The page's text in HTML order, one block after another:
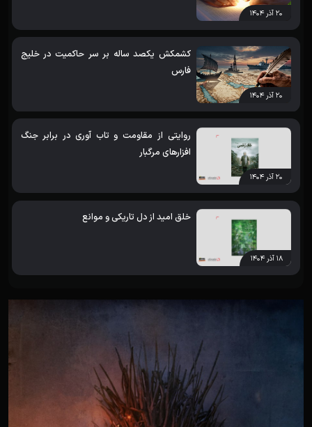
۲۰ آذر ۱۴۰۴
۲۰ آذر ۱۴۰۴
کشمکش یکصد ساله بر سر حاکمیت در خلیج
فارس
۲۰ آذر ۱۴۰۴
روایتی از مقاومت و تاب آوری در برابر جنگ
افزارهای مرگبار
۱۸ آذر ۱۴۰۴
خلق امید از دل تاریکی و موانع